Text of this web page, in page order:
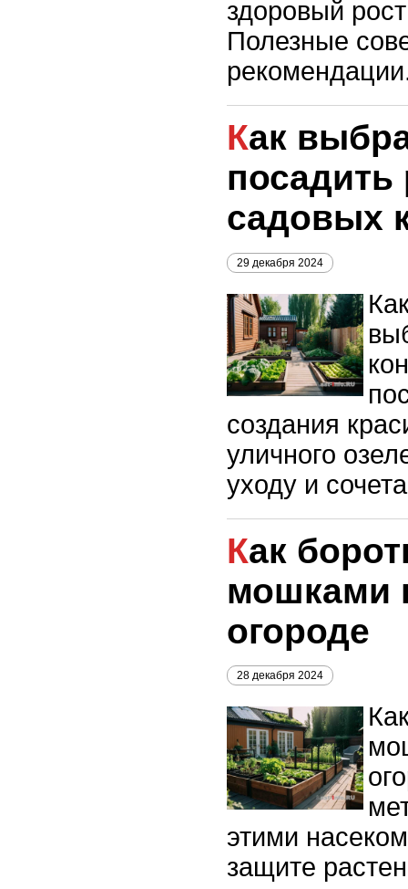
здоровый
Полезные
Как выбрать и
посадить
садовых
29 декабря 2024
создания
уличного
уходу и
Как бороться с
мошками
огороде
28 декабря 2024
этими
защите